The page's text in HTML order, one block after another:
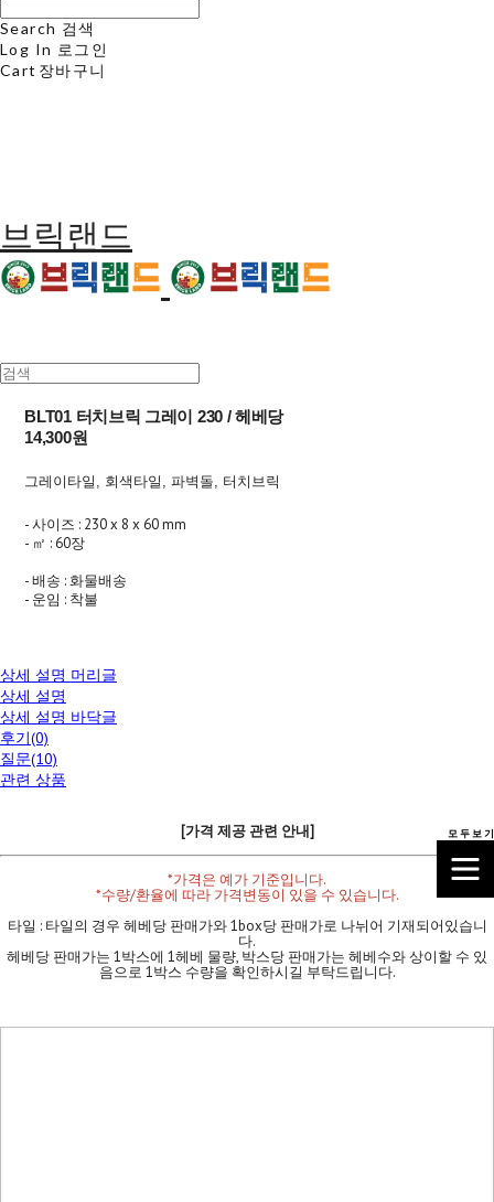
Search 검색
Log In 로그인
Cart 장바구니
브릭랜드
BLT01 터치브릭 그레이 230 / 헤베당
14,300원
그레이타일, 회색타일, 파벽돌, 터치브릭
- 사이즈 : 230 x 8 x 60 mm
- ㎡ : 60장
- 배송 : 화물배송
- 운임 : 착불
상세 설명 머리글
상세 설명
상세 설명 바닥글
후기(0)
질문(10)
관련 상품
[가격 제공 관련 안내]
*가격은 예가 기준입니다.
*수량/환율에 따라 가격변동이 있을 수 있습니다.
타일 : 타일의 경우 헤베당 판매가와 1box당 판매가로 나뉘어 기재되어있습니
다.
헤베당 판매가는 1박스에 1헤베 물량, 박스당 판매가는 헤베수와 상이할 수 있
음으로 1박스 수량을 확인하시길 부탁드립니다.
모 두 보 기